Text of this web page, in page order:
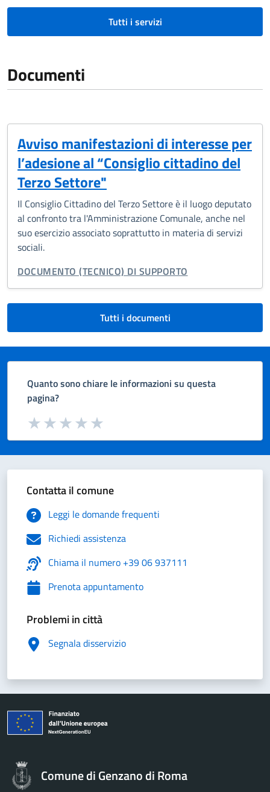
Tutti i servizi
Documenti
Avviso manifestazioni di interesse per
l’adesione al “Consiglio cittadino del
Terzo Settore"
Il Consiglio Cittadino del Terzo Settore è il luogo deputato
al confronto tra l'Amministrazione Comunale, anche nel
suo esercizio associato soprattutto in materia di servizi
sociali.
TIPO DI DOCUMENTO:
DOCUMENTO (TECNICO) DI SUPPORTO
Tutti i documenti
Quanto sono chiare le informazioni su questa
pagina?
Valuta da 1 a 5 stelle la pagina
Valuta 5 stelle su 5
Valuta 4 stelle su 5
Valuta 3 stelle su 5
Valuta 2 stelle su 5
Valuta 1 stelle su 5
Contatta il comune
Leggi le domande frequenti
Richiedi assistenza
Chiama il numero +39 06 937111
Prenota appuntamento
Problemi in città
Segnala disservizio
Comune di Genzano di Roma